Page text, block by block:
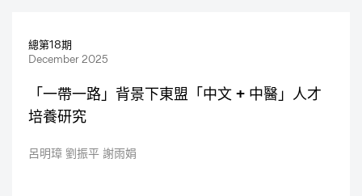
總第18期
December 2025
「一帶一路」背景下東盟「中文 + 中醫」人才
培養研究
呂明璋 劉振平 謝雨娟